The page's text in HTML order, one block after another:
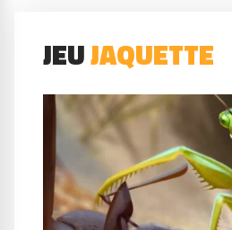
JEUJAQUETTE